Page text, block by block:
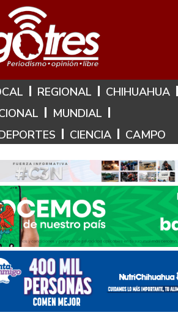
10 de Agosto de 2026
REGIONAL
CHIHUAHUA
MUNDIAL
CIENCIA CAMPO